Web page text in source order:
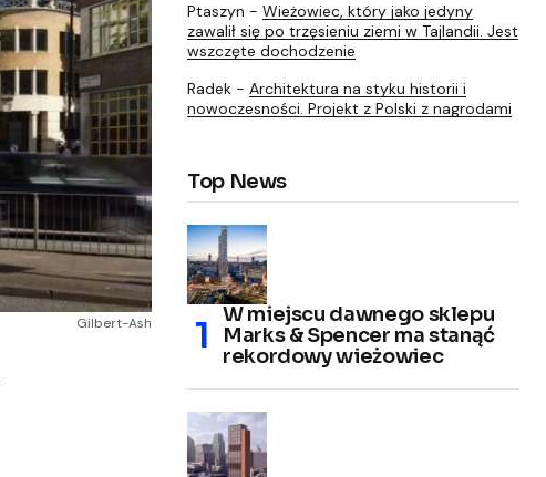
Gilbert-Ash
Ptaszyn - Wieżowiec, który jako jedyny
zawalił się po trzęsieniu ziemi w Tajlandii. Jest
wszczęte dochodzenie
Radek - Architektura na styku historii i
nowoczesności. Projekt z Polski z nagrodami
Top News
W miejscu dawnego sklepu
Marks & Spencer ma stanąć
rekordowy wieżowiec